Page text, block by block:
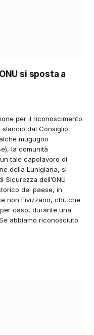
si sposta a
per il riconoscimento
dal Consiglio
mugugno
la comunità
tale capolavoro di
della Lunigiana, si
dell’ONU
del paese, in
non Fivizzano, chi, che
caso, durante una
abbiamo riconosciuto